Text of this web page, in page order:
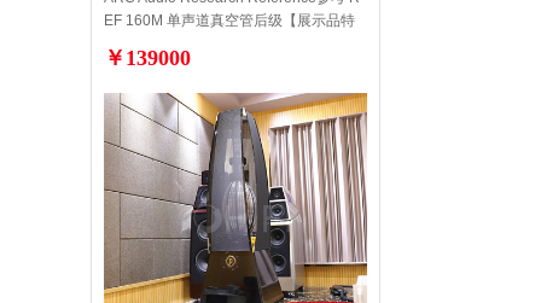
EF 160M 单声道真空管后级【展示品特
￥139000